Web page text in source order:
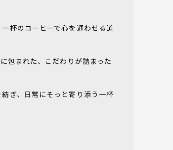
杯のコーヒーで心を通わせる道
包まれた、こだわりが詰まった
ぎ、日常にそっと寄り添う一杯